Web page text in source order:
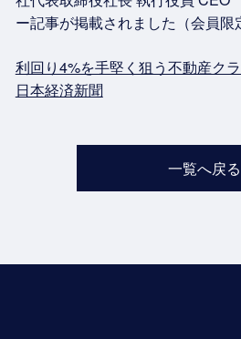
ー記事が掲載されました（会員限
利回り4%を手堅く狙う不動産ク
日本経済新聞
一覧へ戻る